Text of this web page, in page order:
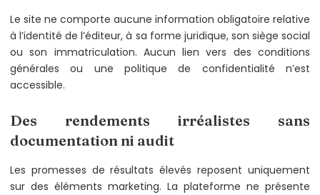
Le site ne comporte aucune information obligatoire relative
à l’identité de l’éditeur, à sa forme juridique, son siège social
ou son immatriculation. Aucun lien vers des conditions
générales ou une politique de confidentialité n’est
accessible.
Des rendements irréalistes sans
documentation ni audit
Les promesses de résultats élevés reposent uniquement
sur des éléments marketing. La plateforme ne présente